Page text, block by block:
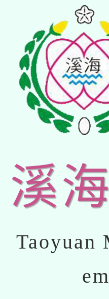
溪